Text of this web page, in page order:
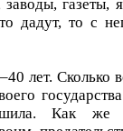
газеты,
дадут, то с
лет. Сколько
Как же